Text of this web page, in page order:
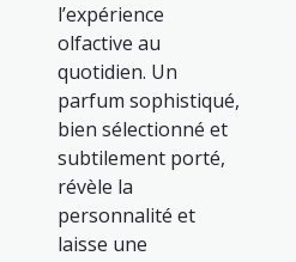
l’expérience
olfactive au
quotidien. Un
parfum sophistiqué,
bien sélectionné et
subtilement porté,
révèle la
personnalité et
laisse une